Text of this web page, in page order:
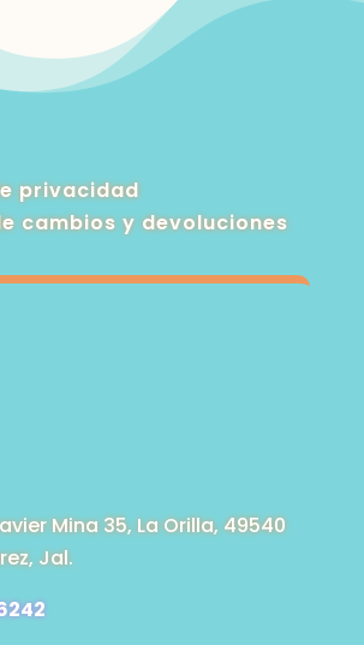
privacidad
cambios y devoluciones
Mina 35, La Orilla, 49540
Jal.